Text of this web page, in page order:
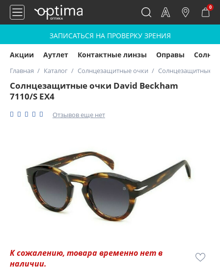
0
ЗАПИСАТЬСЯ НА ПРОВЕРКУ ЗРЕНИЯ
Акции Аутлет Контактные линзы Оправы
Главная Каталог Солнцезащитные очки Солнцезащитные
Солнцезащитные очки David Beckham
7110/S EX4
Отзывов еще нет
К сожалению, товара временно нет в
наличии.